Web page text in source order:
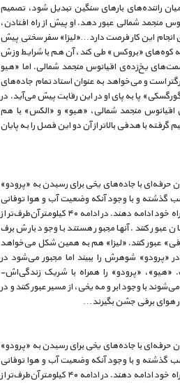
راننده‌‌های بارهای سنگین تبدیل شود، تصمیم
روی اقیانوس منجمد شمالی عبور دهد. او پیش از راه افتادن،
بیشتری نیاز دارد اما تنها ۱۲ دقیقه برای انجام این کار فرصت دارد…«لیزا» سفر سختی پیش
۹۰۰ کیلومتر را از میان رشته کوه‌های «بروکس» طی کند، آن هم با شرایط وزش
یخ‌زده‌ی اقیانوس منجمد شمالی. اما «هیو
است و می‌خواهد به عنوان استاد تمام جاده‌های
پا به پای او در این رقابت پیش می‌آید. در
تا سواحل اقیانوس منجمد شمالی، «هیو» و «الکس» با هم
با هدفی بالاتر از آن دو این فصل را به پایان
حرفه‌ای با جاده‌های یخی برای رسیدن به «پرودو»
گذشته و با وجود آنکه وضعیت آب و هوا توفانی
پیش‌بینی شده، اما «تیم» و «جرج» تصمیم گرفته‌اند به راه خود ادامه دهند. در ادامه ۴۰ کیلومتر آن‌طرف‌تر از
کنند. آنها مجبور هستند با وجود بارش برف
عبور کنند. «لیزا» هم به همین شکل می‌خواهد
«پرودو» شوهرش را ببیند اما مجبور می‌شود در
«پرودو» را همراه با شریک زندگی‌اش-
با وجود ابر و مه یخی، از مسیر عبور کنند و در
هوای برفی جشن بگیرند…
حرفه‌ای با جاده‌های یخی برای رسیدن به «پرودو»
گذشته و با وجود آنکه وضعیت آب و هوا توفانی
پیش‌بینی شده، اما «تیم» و «جرج» تصمیم گرفته‌اند به راه خود ادامه دهند. در ادامه ۴۰ کیلومتر آن‌طرف‌تر از